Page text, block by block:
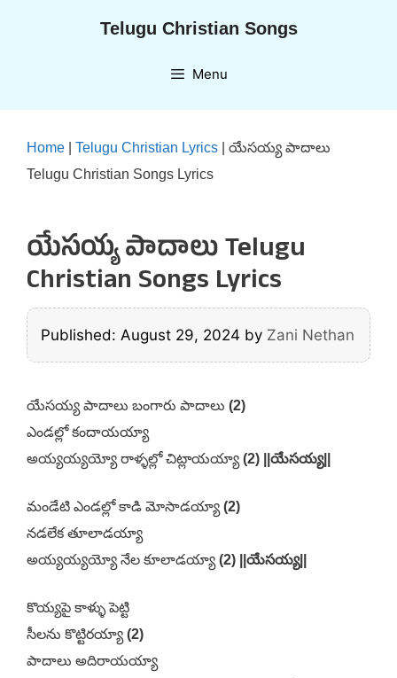
Telugu Christian Songs
Menu
Home Telugu Christian Lyrics
యేసయ్య పాదాలు
Telugu Christian Songs Lyrics
యేసయ్య పాదాలు Telugu
Christian Songs Lyrics
Published: August 29, 2024 by Zani Nethan
యేసయ్య పాదాలు బంగారు పాదాలు (2)
ఎండల్లో కందాయయ్యా
అయ్యయ్యయ్యో రాళ్ళల్లో చిట్లాయయ్యా (2) ||యేసయ్య||
మండేటి ఎండల్లో కాడి మోసాడయ్యా (2)
నడలేక తూలాడయ్యా
అయ్యయ్యయ్యో నేల కూలాడయ్యా (2) ||యేసయ్య||
కొయ్యపై కాళ్ళు పెట్టి
సీలను కొట్టిరయ్యా (2)
పాదాలు అదిరాయయ్యా